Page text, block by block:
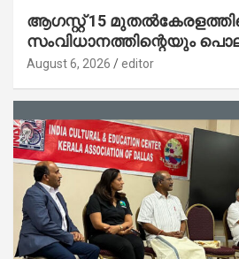
ആഗസ്റ്റ് 15
സംവിധാനത്തിന്റെയും
സ്റ്റേഷനുകളുടെയും
August 6, 2026 editor